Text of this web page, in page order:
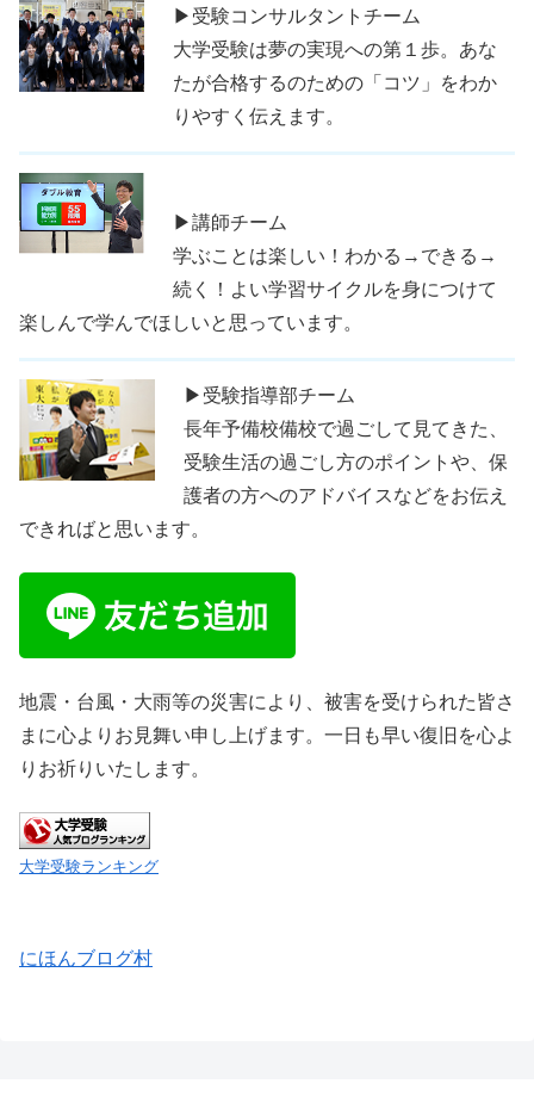
▶受験コンサルタントチーム
大学受験は夢の実現への第１歩。あな
たが合格するのための「コツ」をわか
りやすく伝えます。
▶講師チーム
学ぶことは楽しい！わかる→できる→
続く！よい学習サイクルを身につけて
楽しんで学んでほしいと思っています。
▶受験指導部チーム
長年予備校備校で過ごして見てきた、
受験生活の過ごし方のポイントや、保
護者の方へのアドバイスなどをお伝え
できればと思います。
地震・台風・大雨等の災害により、被害を受けられた皆さ
まに心よりお見舞い申し上げます。一日も早い復旧を心よ
りお祈りいたします。
大学受験ランキング
にほんブログ村